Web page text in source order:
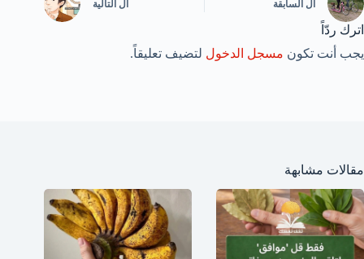
ال السابقة ال التالية
اترك ردّاً
يجب أنت تكون مسجل الدخول لتضيف تعليقاً.
مقالات مشابهة